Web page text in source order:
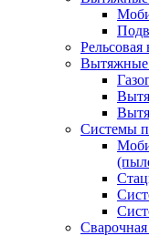
Рельсовая
Вытяжные
Системы